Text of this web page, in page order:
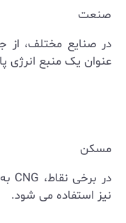
صنعت
در صنایع مختلف، از
عنوان یک منبع انرژی
مسکن
در برخی نقاط، CNG
نیز استفاده می ‌شود.